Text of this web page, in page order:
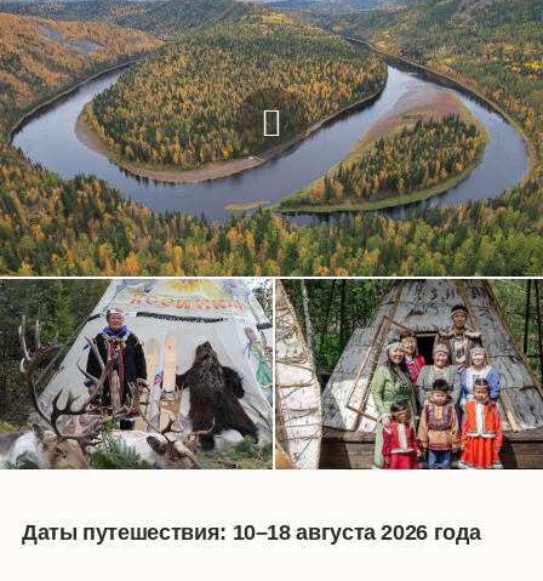
Даты путешествия: 10–18 августа 2026 года